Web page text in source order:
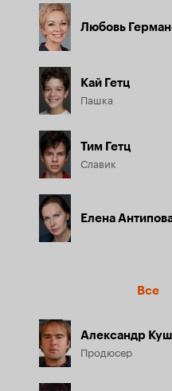
никак не обойтись без
Васильевна решает
ее обман
Любовь
Кай Гетц
Пашка
Тим Гетц
Славик
Елена
Все
Александр
Продюсер